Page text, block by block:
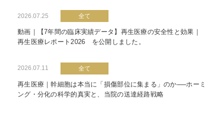
2026.07.25 全て
動画｜【7年間の臨床実績データ】再生医療の安全性と効果｜
再生医療レポート2026 を公開しました。
2026.07.11 全て
再生医療｜幹細胞は本当に「損傷部位に集まる」のか──ホーミ
ング・分化の科学的真実と、当院の送達経路戦略